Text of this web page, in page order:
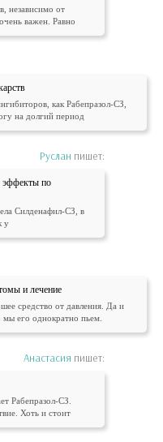
независимо от
важен. Равно
как Рабепразол-СЗ,
на долгий период
Руслан пишет:
эффекты по
Силденафил-СЗ, в
у
и лечение
средство от давления. Да и
мы его однократно пьем.
Анастасия пишет:
Рабепразол-СЗ.
Хоть и стоит